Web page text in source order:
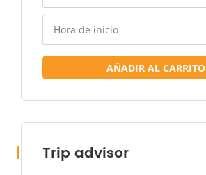
Hora de inicio
AÑADIR AL CARRITO
Trip advisor